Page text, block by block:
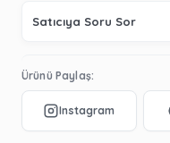
Satıcıya Soru Sor
Ürünü Paylaş: